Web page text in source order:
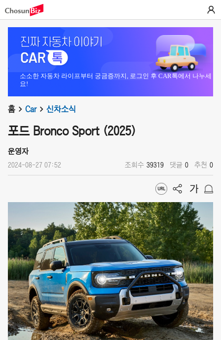
소소한 자동차 라이프부터 궁금증까지, 로그인 후 CAR톡에서 나누세
요!
홈 Car 신차소식
포드 Bronco Sport (2025)
운영자
2024-08-27 07:52 조회수 39319 댓글 0 추천 0